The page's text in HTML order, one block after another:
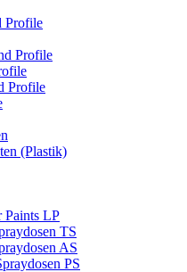
Profile
Profile
Profile
(Plastik)
Paints LP
TS
AS
PS